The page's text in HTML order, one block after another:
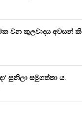
වන කුලවාදය අවසන්
සුනිලා සමුගත්තා ය.